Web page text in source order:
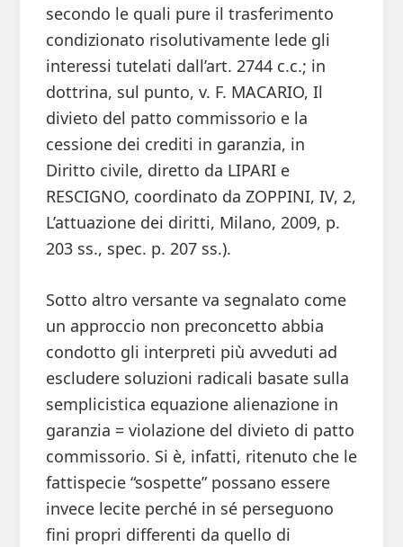
secondo le quali pure il trasferimento
condizionato risolutivamente lede gli
interessi tutelati dall’art. 2744 c.c.; in
dottrina, sul punto, v. F. MACARIO, Il
divieto del patto commissorio e la
cessione dei crediti in garanzia, in
Diritto civile, diretto da LIPARI e
RESCIGNO, coordinato da ZOPPINI, IV, 2,
L’attuazione dei diritti, Milano, 2009, p.
203 ss., spec. p. 207 ss.).
Sotto altro versante va segnalato come
un approccio non preconcetto abbia
condotto gli interpreti più avveduti ad
escludere soluzioni radicali basate sulla
semplicistica equazione alienazione in
garanzia = violazione del divieto di patto
commissorio. Si è, infatti, ritenuto che le
fattispecie “sospette” possano essere
invece lecite perché in sé perseguono
fini propri differenti da quello di